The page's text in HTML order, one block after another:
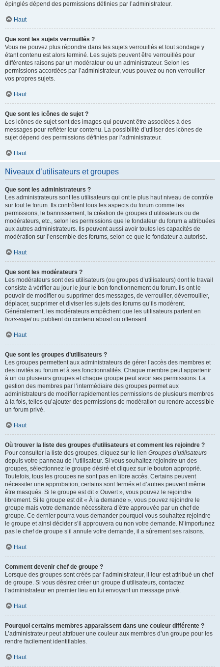
épinglés dépend des permissions définies par l’administrateur.
Haut
Que sont les sujets verrouillés ?
Vous ne pouvez plus répondre dans les sujets verrouillés et tout sondage y
étant contenu est alors terminé. Les sujets peuvent être verrouillés pour
différentes raisons par un modérateur ou un administrateur. Selon les
permissions accordées par l’administrateur, vous pouvez ou non verrouiller
vos propres sujets.
Haut
Que sont les icônes de sujet ?
Les icônes de sujet sont des images qui peuvent être associées à des
messages pour refléter leur contenu. La possibilité d’utiliser des icônes de
sujet dépend des permissions définies par l’administrateur.
Haut
Niveaux d’utilisateurs et groupes
Que sont les administrateurs ?
Les administrateurs sont les utilisateurs qui ont le plus haut niveau de contrôle
sur tout le forum. Ils contrôlent tous les aspects du forum comme les
permissions, le bannissement, la création de groupes d’utilisateurs ou de
modérateurs, etc., selon les permissions que le fondateur du forum a attribuées
aux autres administrateurs. Ils peuvent aussi avoir toutes les capacités de
modération sur l’ensemble des forums, selon ce que le fondateur a autorisé.
Haut
Que sont les modérateurs ?
Les modérateurs sont des utilisateurs (ou groupes d’utilisateurs) dont le travail
consiste à vérifier au jour le jour le bon fonctionnement du forum. Ils ont le
pouvoir de modifier ou supprimer des messages, de verrouiller, déverrouiller,
déplacer, supprimer et diviser les sujets des forums qu’ils modèrent.
Généralement, les modérateurs empêchent que les utilisateurs partent en
hors-sujetou publient du contenu abusif ou offensant.
Haut
Que sont les groupes d’utilisateurs ?
Les groupes permettent aux administrateurs de gérer l’accès des membres et
des invités au forum et à ses fonctionnalités. Chaque membre peut appartenir
à un ou plusieurs groupes et chaque groupe peut avoir ses permissions. La
gestion des membres par l’intermédiaire des groupes permet aux
administrateurs de modifier rapidement les permissions de plusieurs membres
à la fois, telles qu’ajouter des permissions de modération ou rendre accessible
un forum privé.
Haut
Où trouver la liste des groupes d’utilisateurs et comment les rejoindre ?
Pour consulter la liste des groupes, cliquez sur le lien Groupes d’utilisateurs
depuis votre panneau de l’utilisateur. Si vous souhaitez rejoindre un des
groupes, sélectionnez le groupe désiré et cliquez sur le bouton approprié.
Toutefois, tous les groupes ne sont pas en libre accès. Certains peuvent
nécessiter une approbation, certains sont fermés et d’autres peuvent même
être masqués. Si le groupe est dit « Ouvert », vous pouvez le rejoindre
librement. Si le groupe est dit « À la demande », vous pouvez rejoindre le
groupe mais votre demande nécessitera d’être approuvée par un chef de
groupe. Ce dernier pourra vous demander pourquoi vous souhaitez rejoindre
le groupe et ainsi décider s’il approuvera ou non votre demande. N’importunez
pas le chef de groupe s’il annule votre demande, il a sûrement ses raisons.
Haut
Comment devenir chef de groupe ?
Lorsque des groupes sont créés par l’administrateur, il leur est attribué un chef
de groupe. Si vous désirez créer un groupe d’utilisateurs, contactez
l’administrateur en premier lieu en lui envoyant un message privé.
Haut
Pourquoi certains membres apparaissent dans une couleur différente ?
L’administrateur peut attribuer une couleur aux membres d’un groupe pour les
rendre facilement identifiables.
Haut